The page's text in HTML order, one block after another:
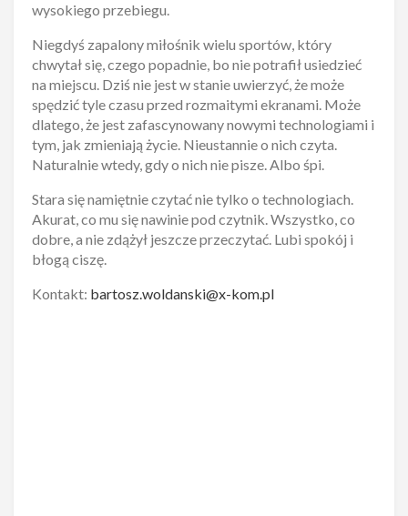
wysokiego przebiegu.
Niegdyś zapalony miłośnik wielu sportów, który
chwytał się, czego popadnie, bo nie potrafił usiedzieć
na miejscu. Dziś nie jest w stanie uwierzyć, że może
spędzić tyle czasu przed rozmaitymi ekranami. Może
dlatego, że jest zafascynowany nowymi technologiami i
tym, jak zmieniają życie. Nieustannie o nich czyta.
Naturalnie wtedy, gdy o nich nie pisze. Albo śpi.
Stara się namiętnie czytać nie tylko o technologiach.
Akurat, co mu się nawinie pod czytnik. Wszystko, co
dobre, a nie zdążył jeszcze przeczytać. Lubi spokój i
błogą ciszę.
Kontakt: bartosz.woldanski@x-kom.pl